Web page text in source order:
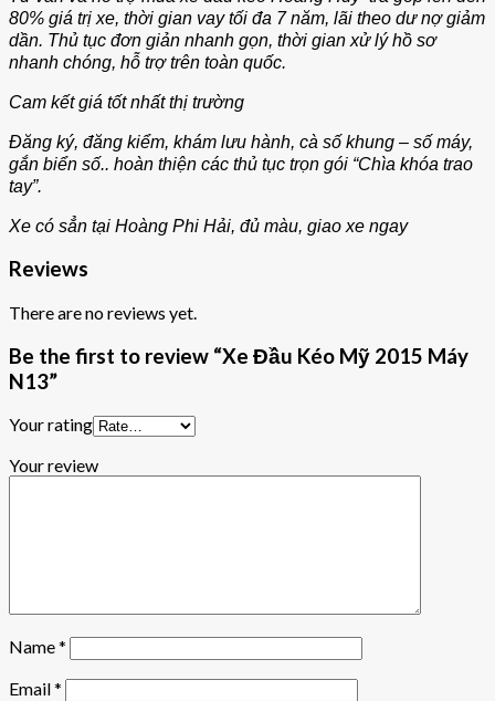
80% giá trị xe, thời gian vay tối đa 7 năm, lãi theo dư nợ giảm
dần. Thủ tục đơn giản nhanh gọn, thời gian xử lý hồ sơ
nhanh chóng, hỗ trợ trên toàn quốc.
Cam kết giá tốt nhất thị trường
Đăng ký, đăng kiểm, khám lưu hành, cà số khung – số máy,
gắn biển số.. hoàn thiện các thủ tục trọn gói “Chìa khóa trao
tay”.
Xe có sẳn tại Hoàng Phi Hải, đủ màu, giao xe ngay
Reviews
There are no reviews yet.
Be the first to review “Xe Đầu Kéo Mỹ 2015 Máy
N13”
Your rating
Your review
Name*
Email*